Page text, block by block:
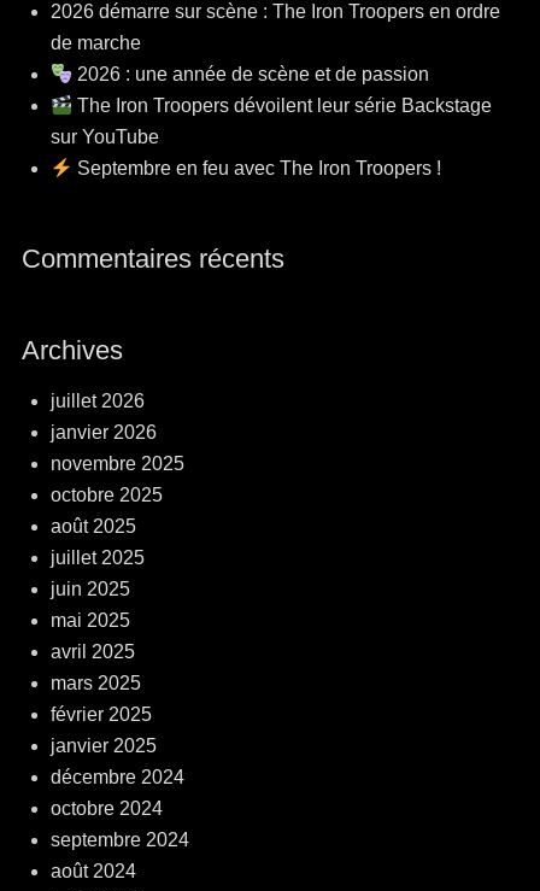
2026 démarre sur scène : The Iron Troopers en ordre
de marche
2026 : une année de scène et de passion
The Iron Troopers dévoilent leur série Backstage
sur YouTube
Septembre en feu avec The Iron Troopers !
Commentaires récents
Archives
juillet 2026
janvier 2026
novembre 2025
octobre 2025
août 2025
juillet 2025
juin 2025
mai 2025
avril 2025
mars 2025
février 2025
janvier 2025
décembre 2024
octobre 2024
septembre 2024
août 2024